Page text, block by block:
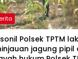
Polsek TPTM
jagung pipil